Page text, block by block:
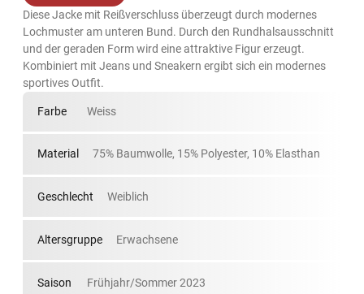
Diese Jacke mit Reißverschluss überzeugt durch modernes
Lochmuster am unteren Bund. Durch den Rundhalsausschnitt
und der geraden Form wird eine attraktive Figur erzeugt.
Kombiniert mit Jeans und Sneakern ergibt sich ein modernes
sportives Outfit.
Farbe Weiss
Material 75% Baumwolle, 15% Polyester, 10% Elasthan
Geschlecht Weiblich
Altersgruppe Erwachsene
Saison Frühjahr/Sommer 2023